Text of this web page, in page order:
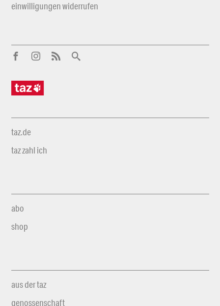
einwilligungen widerrufen
taz.de
taz zahl ich
abo
shop
aus der taz
genossenschaft